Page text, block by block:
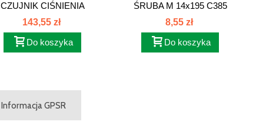
CZUJNIK CIŚNIENIA
POWIETRZA...
143,55 zł
Do koszyka
ŚRUBA M 14x195 C385
86161026
8,55 zł
Do koszyka
Informacja GPSR